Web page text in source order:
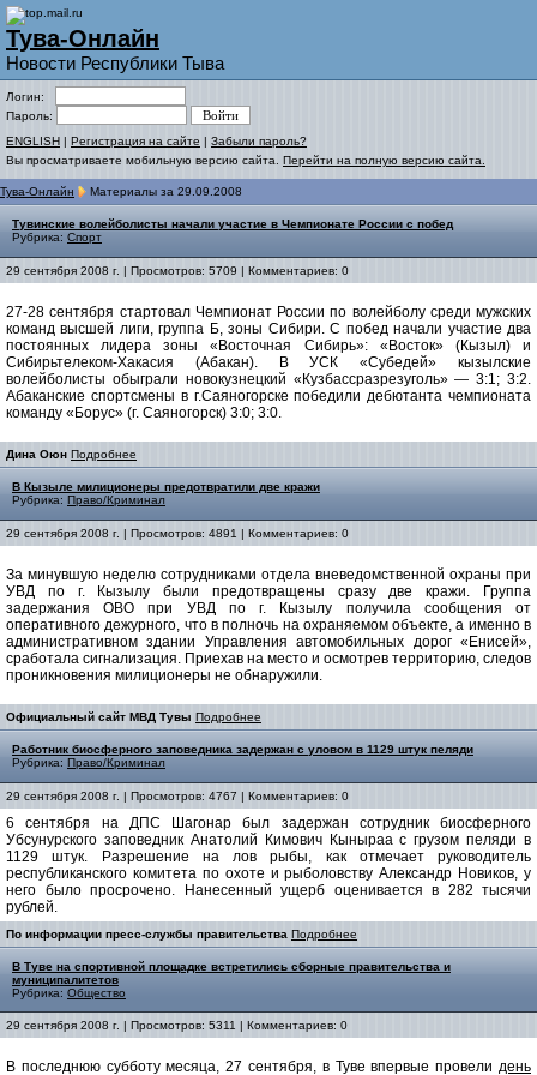
Тува-Онлайн
Новости Республики Тыва
Логин:
Пароль:
ENGLISH | Регистрация на сайте | Забыли пароль?
Вы просматриваете мобильную версию сайта. Перейти на полную версию сайта.
Тува-Онлайн Материалы за 29.09.2008
Тувинские волейболисты начали участие в Чемпионате России с побед
Рубрика: Спорт
29 сентября 2008 г. | Просмотров: 5709 | Комментариев: 0
27-28 сентября стартовал Чемпионат России по волейболу среди мужских
команд высшей лиги, группа Б, зоны Сибири. С побед начали участие два
постоянных лидера зоны «Восточная Сибирь»: «Восток» (Кызыл) и
Сибирьтелеком-Хакасия (Абакан). В УСК «Субедей» кызылские
волейболисты обыграли новокузнецкий «Кузбассразрезуголь» — 3:1; 3:2.
Абаканские спортсмены в г.Саяногорске победили дебютанта чемпионата
команду «Борус» (г. Саяногорск) 3:0; 3:0.
Дина Оюн Подробнее
В Кызыле милиционеры предотвратили две кражи
Рубрика: Право/Криминал
29 сентября 2008 г. | Просмотров: 4891 | Комментариев: 0
За минувшую неделю сотрудниками отдела вневедомственной охраны при
УВД по г. Кызылу были предотвращены сразу две кражи. Группа
задержания ОВО при УВД по г. Кызылу получила сообщения от
оперативного дежурного, что в полночь на охраняемом объекте, а именно в
административном здании Управления автомобильных дорог «Енисей»,
сработала сигнализация. Приехав на место и осмотрев территорию, следов
проникновения милиционеры не обнаружили.
Официальный сайт МВД Тувы Подробнее
Работник биосферного заповедника задержан с уловом в 1129 штук пеляди
Рубрика: Право/Криминал
29 сентября 2008 г. | Просмотров: 4767 | Комментариев: 0
6 сентября на ДПС Шагонар был задержан сотрудник биосферного
Убсунурского заповедник Анатолий Кимович Кыныраа с грузом пеляди в
1129 штук. Разрешение на лов рыбы, как отмечает руководитель
республиканского комитета по охоте и рыболовству Александр Новиков, у
него было просрочено. Нанесенный ущерб оценивается в 282 тысячи
рублей.
По информации пресс-службы правительства Подробнее
В Туве на спортивной площадке встретились сборные правительства и
муниципалитетов
Рубрика: Общество
29 сентября 2008 г. | Просмотров: 5311 | Комментариев: 0
В последнюю субботу месяца, 27 сентября, в Туве впервые провели день